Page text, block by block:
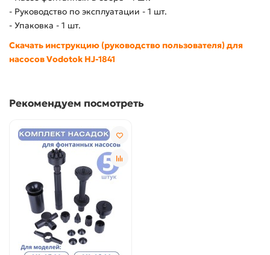
- Руководство по эксплуатации - 1 шт.
- Упаковка - 1 шт.
Скачать инструкцию (руководство пользователя) для
насосов Vodotok HJ-1841
Рекомендуем посмотреть